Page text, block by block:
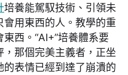
培養能駕馭技術、引領未
會用東西的人。教學的重
西。“AI+”培養體系要
那個完美主義者，正坐
表情已經到達了崩潰的